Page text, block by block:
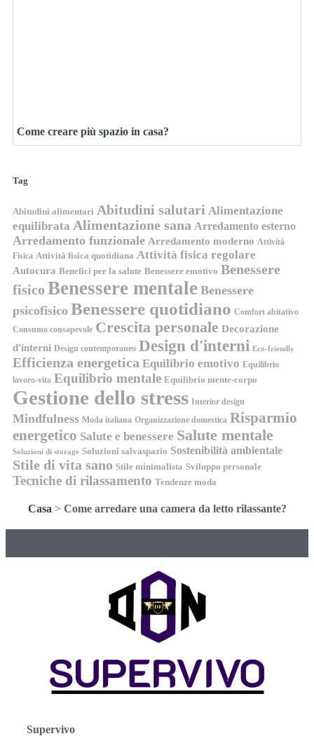
Come creare più spazio in casa?
Tag
Abitudini alimentari Abitudini salutari Alimentazione
equilibrata Alimentazione sana Arredamento esterno
Arredamento funzionale Arredamento moderno Attività
Fisica Attività fisica quotidiana Attività fisica regolare
Autocura Benefici per la salute Benessere emotivo Benessere
fisico Benessere mentale Benessere
psicofisico Benessere quotidiano Comfort abitativo
Consumo consapevole Crescita personale Decorazione
d'interni Design contemporaneo Design d'interni Eco-friendly
Efficienza energetica Equilibrio emotivo Equilibrio
lavoro-vita Equilibrio mentale Equilibrio mente-corpo
Gestione dello stress Interior design
Mindfulness Moda italiana Organizzazione domestica Risparmio
energetico Salute e benessere Salute mentale
Soluzioni di storage Soluzioni salvaspazio Sostenibilità ambientale
Stile di vita sano Stile minimalista Sviluppo personale
Tecniche di rilassamento Tendenze moda
Casa > Come arredare una camera da letto rilassante?
Supervivo